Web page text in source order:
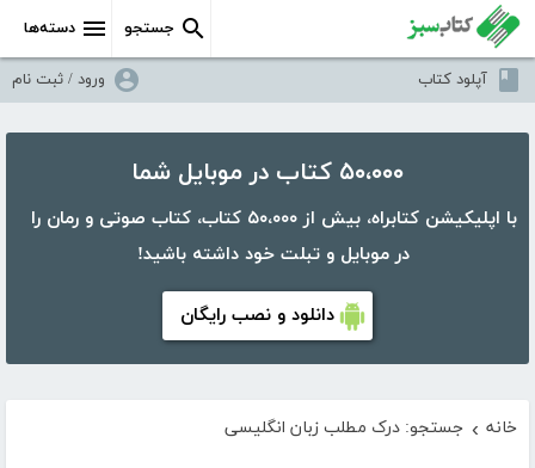
دسته‌ها جستجو
آپلود کتاب ورود / ثبت نام
۵۰،۰۰۰ کتاب در موبایل شما
با اپلیکیشن کتابراه، بیش از ۵۰،۰۰۰ کتاب، کتاب صوتی و رمان را
در موبایل و تبلت خود داشته باشید!
دانلود و نصب رایگان
خانه › جستجو: درک مطلب زبان انگلیسی